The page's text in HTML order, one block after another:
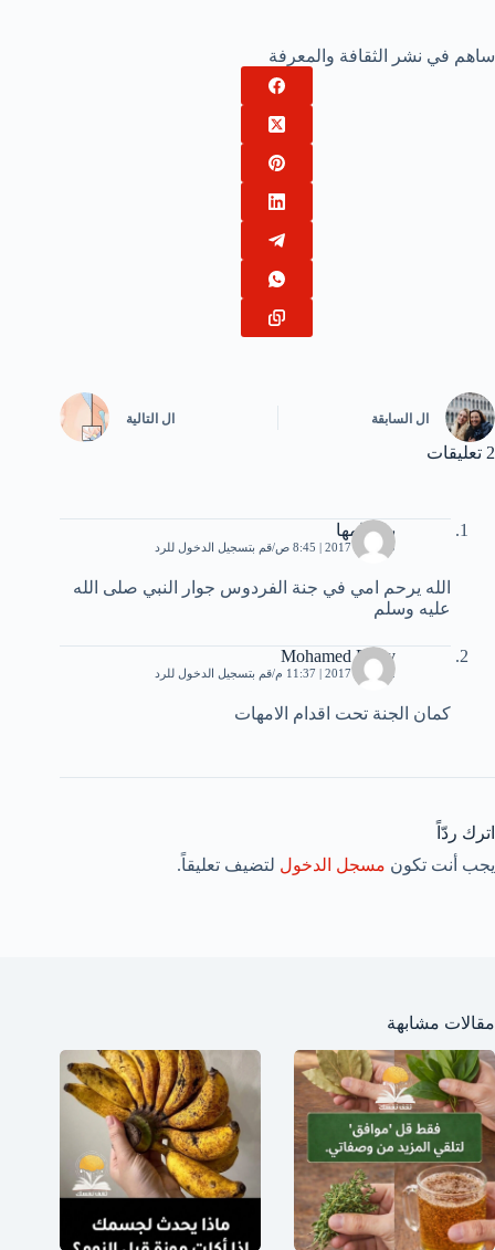
ساهم في نشر الثقافة والمعرفة
ال السابقة ال التالية
2 تعليقات
بنت امها
19 يناير، 2017 | 8:45 ص قم بتسجيل الدخول للرد
الله يرحم امي في جنة الفردوس جوار النبي صلى الله
عليه وسلم
Mohamed Fathy
22 يناير، 2017 | 11:37 م قم بتسجيل الدخول للرد
كمان الجنة تحت اقدام الامهات
اترك ردّاً
يجب أنت تكون مسجل الدخول لتضيف تعليقاً.
مقالات مشابهة